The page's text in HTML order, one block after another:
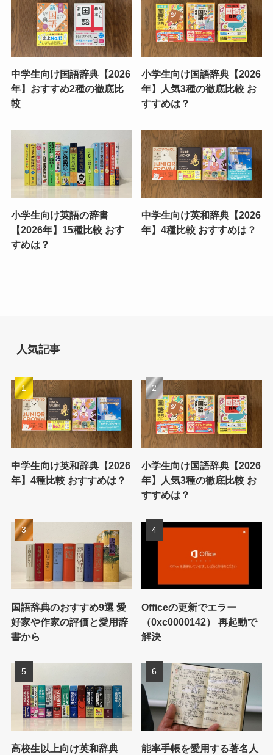
中学生向け国語辞典【2026
年】おすすめ2種の徹底比
較
小学生向け国語辞典【2026
年】人気3種の徹底比較 お
すすめは？
小学生向け英語の辞書
【2026年】15種比較 おす
すめは？
中学生向け英和辞典【2026
年】4種比較 おすすめは？
人気記事
中学生向け英和辞典【2026
年】4種比較 おすすめは？
小学生向け国語辞典【2026
年】人気3種の徹底比較 お
すすめは？
国語辞典のおすすめ9選 愛
好家や作家の評価と愛用辞
書から
Officeの更新でエラー
（0xc0000142） 再起動で
解決
高校生以上向け英和辞典
能率手帳を愛用する著名人